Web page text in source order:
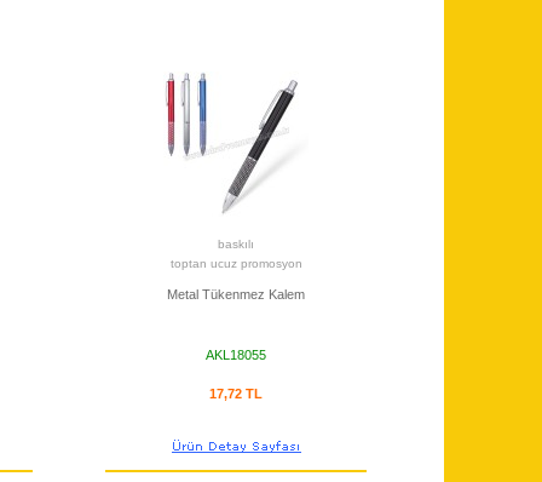
baskılı
toptan ucuz promosyon
Metal Tükenmez Kalem
AKL18055
17,72 TL